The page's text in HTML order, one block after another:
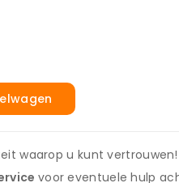
waarop u kunt vertrouwen!
voor eventuele hulp